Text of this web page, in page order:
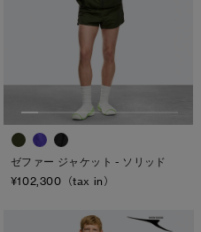
ゼファー ジャケット - ソリッド
¥102,300（tax in）